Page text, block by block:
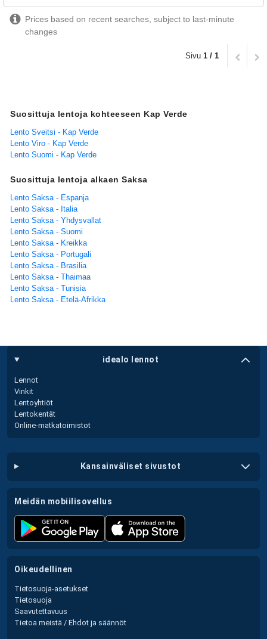
Prices based on recent searches, subject to last-minute
changes
Sivu 1 / 1
Suosittuja lentoja kohteeseen Kap Verde
Lento Sveitsi - Kap Verde
Lento Viro - Kap Verde
Lento Suomi - Kap Verde
Suosittuja lentoja alkaen Saksa
Lento Saksa - Espanja
Lento Saksa - Italia
Lento Saksa - Yhdysvallat
Lento Saksa - Suomi
Lento Saksa - Kreikka
Lento Saksa - Portugali
Lento Saksa - Brasilia
Lento Saksa - Thaimaa
Lento Saksa - Tunisia
Lento Saksa - Etelä-Afrikka
idealo lennot
Lennot
Vinkit
Lentoyhtiöt
Lentokentät
Online-matkatoimistot
kansainväliset sivustot
meidän mobiilisovellus
oikeudellinen
Tietosuoja-asetukset
Tietosuoja
Saavutettavuus
Tietoa meistä / Ehdot ja säännöt